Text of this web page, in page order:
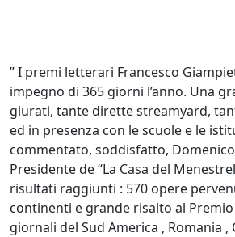
” I premi letterari Francesco
impegno di 365 giorni l’anno. Una
giurati, tante dirette streamyard,
ed in presenza con le scuole e le
commentato, soddisfatto,
Presidente de “La Casa del
risultati raggiunti : 570 opere
continenti e grande risalto al Premio
giornali del Sud America , Romania ,